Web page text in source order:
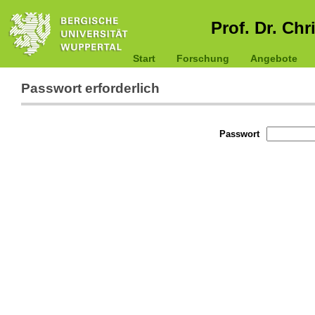
Prof. Dr.
Start Forschung Angebote
Passwort erforderlich
Passwort